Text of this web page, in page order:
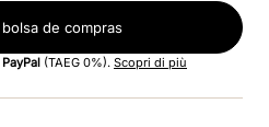
de compras
PayPal (TAEG 0%). Scopri di più